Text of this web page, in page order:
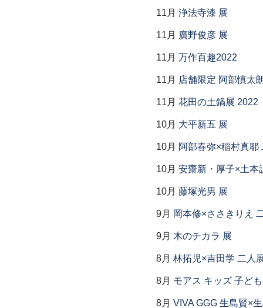
11月 浄法寺漆 展
11月 廣野俊彦 展
11月 万作百趣2022
11月 店舗限定 阿部慎太
11月 花田の土鍋展 2022
10月 大平新五 展
10月 阿部春弥×稲村真耶
10月 安齋新・厚子×土本
10月 藤塚光男 展
9月 岡本修×ささきりえ
9月 木のチカラ 展
8月 林拓児×吉田学 二人
8月 モアス キッズ 子ど
8月 VIVA GGG 生島賢×